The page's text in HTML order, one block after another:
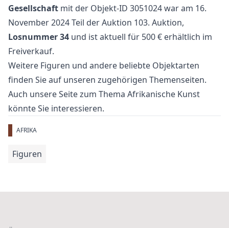
Gesellschaft mit der Objekt-ID 3051024 war am 16.
November 2024 Teil der Auktion 103. Auktion,
Losnummer 34 und ist aktuell für 500 € erhältlich im
Freiverkauf.
Weitere Figuren und andere beliebte Objektarten
finden Sie auf unseren zugehörigen Themenseiten.
Auch unsere Seite zum Thema Afrikanische Kunst
könnte Sie interessieren.
AFRIKA
Figuren